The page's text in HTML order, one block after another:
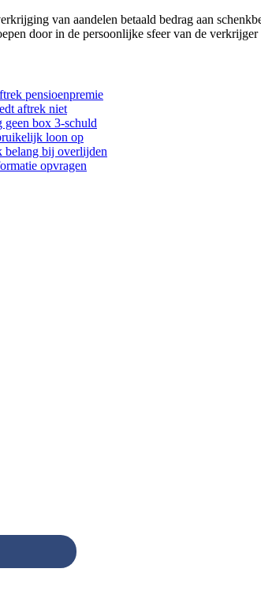
van aandelen betaald bedrag aan
door in de persoonlijke sfeer van de
pensioenpremie
aftrek niet
box 3-schuld
loon op
belang bij overlijden
opvragen